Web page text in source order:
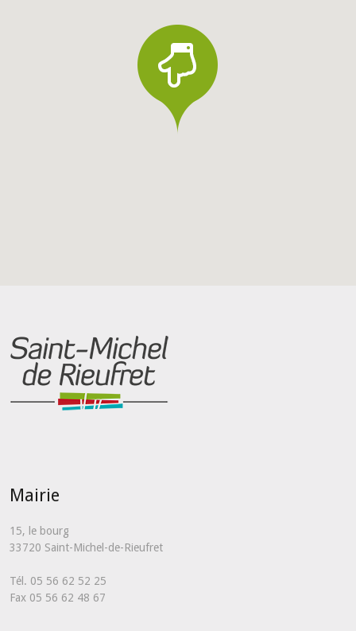
Mairie
15, le bourg
33720 Saint-Michel-de-Rieufret
Tél. 05 56 62 52 25
Fax 05 56 62 48 67